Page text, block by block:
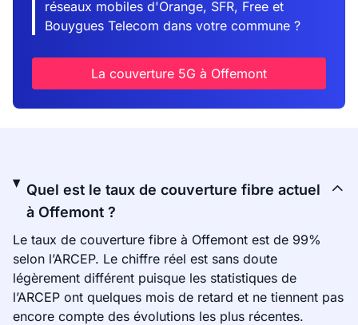
réseaux mobiles d'Orange, SFR, Free et
Bouygues Telecom dans votre commune ?
La couverture 5G à Offemont
Quel est le taux de couverture fibre actuel
à Offemont ?
Le taux de couverture fibre à Offemont est de 99%
selon l’ARCEP. Le chiffre réel est sans doute
légèrement différent puisque les statistiques de
l’ARCEP ont quelques mois de retard et ne tiennent pas
encore compte des évolutions les plus récentes.